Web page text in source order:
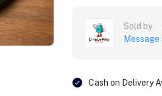
Sold by
Cash on Delivery